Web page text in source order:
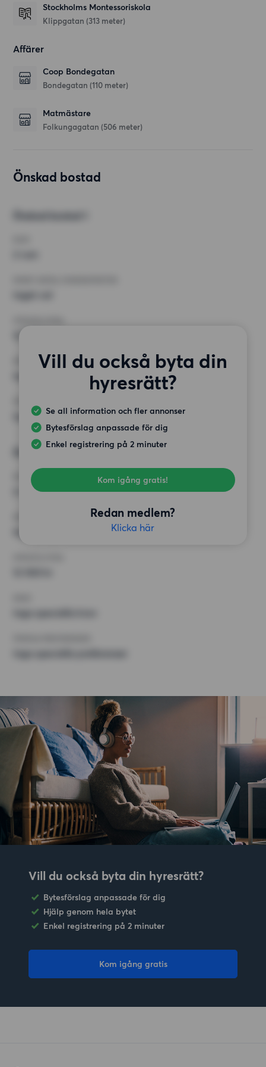
Stockholms Montessoriskola
Klippgatan (313 meter)
Affärer
Coop Bondegatan
Bondegatan (110 meter)
Matmästare
Folkungagatan (506 meter)
Önskad bostad
Vill du också byta din
hyresrätt?
Se all information och fler annonser
Bytesförslag anpassade för dig
Enkel registrering på 2 minuter
Kom igång gratis!
Redan medlem?
Klicka här
12 500 kr
Inga speciella krav
Inga speciella preferenser
Önskad bostad 2
2 rum
MINST ANTAL KVADRATMETER
Vill du också byta din hyresrätt?
Bytesförslag anpassade för dig
Hjälp genom hela bytet
Enkel registrering på 2 minuter
Kom igång gratis